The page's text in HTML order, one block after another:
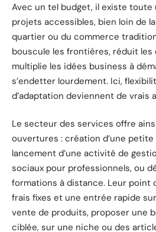
Avec un tel budget, il existe toute
projets accessibles, bien loin de
quartier ou du commerce
bouscule les frontières, réduit les
multiplie les idées business à
s’endetter lourdement. Ici,
d’adaptation deviennent de vrais
Le secteur des services offre
ouvertures : création d’une petite
lancement d’une activité de
sociaux pour professionnels, ou
formations à distance. Leur point
frais fixes et une entrée rapide
vente de produits, proposer une
ciblée, sur une niche ou des